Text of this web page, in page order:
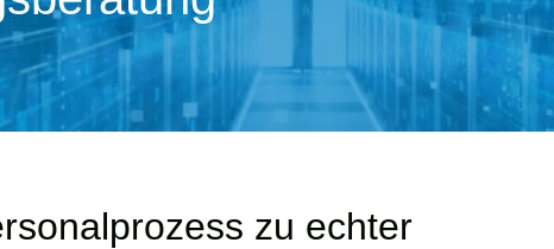
zu echter